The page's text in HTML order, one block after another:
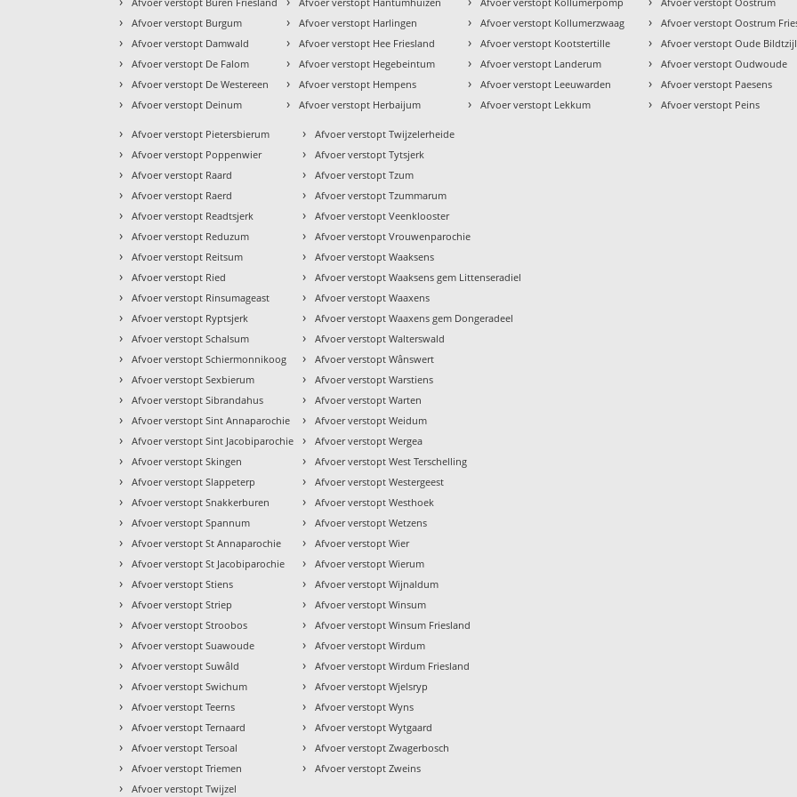
› Afvoer verstopt Burgum
› Afvoer verstopt Damwald
› Afvoer verstopt De Falom
› Afvoer verstopt De Westereen
› Afvoer verstopt Deinum
› Afvoer verstopt Harlingen
› Afvoer verstopt Hee Friesland
› Afvoer verstopt Hegebeintum
› Afvoer verstopt Hempens
› Afvoer verstopt Herbaijum
› Afvoer verstopt Kollumerzwaag
› Afvoer verstopt Kootstertille
› Afvoer verstopt Landerum
› Afvoer verstopt Leeuwarden
› Afvoer verstopt Lekkum
› Afvoer verstopt Oostrum
› Afvoer verstopt Oude Bildtzijl
› Afvoer verstopt Oudwoude
› Afvoer verstopt Paesens
› Afvoer verstopt Peins
› Afvoer verstopt Pietersbierum
› Afvoer verstopt Poppenwier
› Afvoer verstopt Raard
› Afvoer verstopt Raerd
› Afvoer verstopt Readtsjerk
› Afvoer verstopt Reduzum
› Afvoer verstopt Reitsum
› Afvoer verstopt Ried
› Afvoer verstopt Rinsumageast
› Afvoer verstopt Ryptsjerk
› Afvoer verstopt Schalsum
› Afvoer verstopt Schiermonnikoog
› Afvoer verstopt Sexbierum
› Afvoer verstopt Sibrandahus
› Afvoer verstopt Sint Annaparochie
› Afvoer verstopt Sint Jacobiparochie
› Afvoer verstopt Skingen
› Afvoer verstopt Slappeterp
› Afvoer verstopt Snakkerburen
› Afvoer verstopt Spannum
› Afvoer verstopt St Annaparochie
› Afvoer verstopt St Jacobiparochie
› Afvoer verstopt Stiens
› Afvoer verstopt Striep
› Afvoer verstopt Stroobos
› Afvoer verstopt Suawoude
› Afvoer verstopt Suwâld
› Afvoer verstopt Swichum
› Afvoer verstopt Teerns
› Afvoer verstopt Ternaard
› Afvoer verstopt Tersoal
› Afvoer verstopt Triemen
› Afvoer verstopt Twijzel
› Afvoer verstopt Twijzelerheide
› Afvoer verstopt Tytsjerk
› Afvoer verstopt Tzum
› Afvoer verstopt Tzummarum
› Afvoer verstopt Veenklooster
› Afvoer verstopt Vrouwenparochie
› Afvoer verstopt Waaksens
› Afvoer verstopt Waaksens gem Littenseradiel
› Afvoer verstopt Waaxens
› Afvoer verstopt Waaxens gem Dongeradeel
› Afvoer verstopt Walterswald
› Afvoer verstopt Wânswert
› Afvoer verstopt Warstiens
› Afvoer verstopt Warten
› Afvoer verstopt Weidum
› Afvoer verstopt Wergea
› Afvoer verstopt West Terschelling
› Afvoer verstopt Westergeest
› Afvoer verstopt Westhoek
› Afvoer verstopt Wetzens
› Afvoer verstopt Wier
› Afvoer verstopt Wierum
› Afvoer verstopt Wijnaldum
› Afvoer verstopt Winsum
› Afvoer verstopt Winsum Friesland
› Afvoer verstopt Wirdum
› Afvoer verstopt Wirdum Friesland
› Afvoer verstopt Wjelsryp
› Afvoer verstopt Wyns
› Afvoer verstopt Wytgaard
› Afvoer verstopt Zwagerbosch
› Afvoer verstopt Zweins